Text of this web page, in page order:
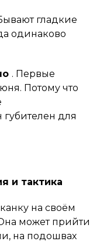
гладкие
одинаково
. Первые
Потому что
для
и тактика
на своём
может прийти
на подошвах